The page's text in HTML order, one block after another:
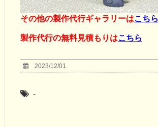
その他の製作代行ギャラリーはこちら
製作代行の無料見積もりはこちら
2023/12/01
-